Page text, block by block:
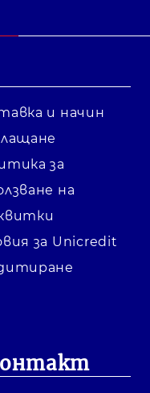
и начин
за
на
за Unicredit